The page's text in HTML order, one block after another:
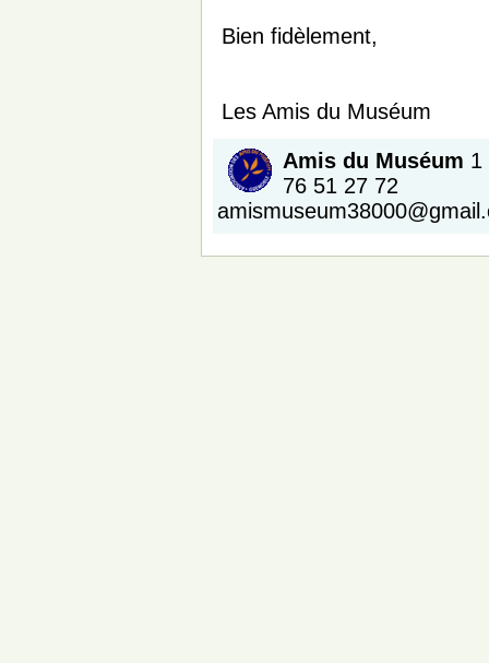
Bien fidèlement,
Les Amis du Muséum
Amis du Muséum 1
76 51 27 72